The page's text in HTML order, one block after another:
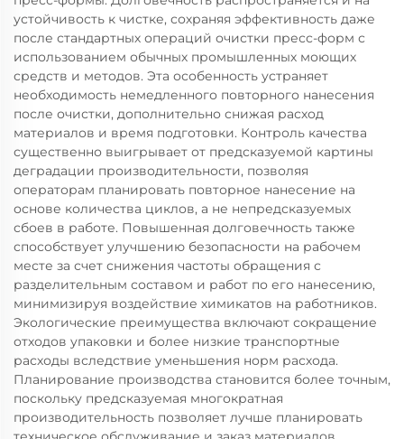
устойчивость к чистке, сохраняя эффективность даже
после стандартных операций очистки пресс-форм с
использованием обычных промышленных моющих
средств и методов. Эта особенность устраняет
необходимость немедленного повторного нанесения
после очистки, дополнительно снижая расход
материалов и время подготовки. Контроль качества
существенно выигрывает от предсказуемой картины
деградации производительности, позволяя
операторам планировать повторное нанесение на
основе количества циклов, а не непредсказуемых
сбоев в работе. Повышенная долговечность также
способствует улучшению безопасности на рабочем
месте за счет снижения частоты обращения с
разделительным составом и работ по его нанесению,
минимизируя воздействие химикатов на работников.
Экологические преимущества включают сокращение
отходов упаковки и более низкие транспортные
расходы вследствие уменьшения норм расхода.
Планирование производства становится более точным,
поскольку предсказуемая многократная
производительность позволяет лучше планировать